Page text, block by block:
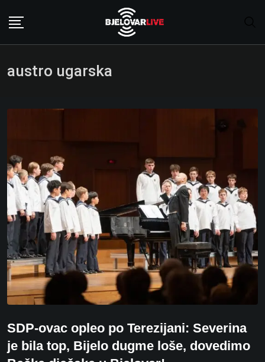
austro ugarska
SDP-ovac opleo po Terezijani: Severina
je bila top, Bijelo dugme loše, dovedimo